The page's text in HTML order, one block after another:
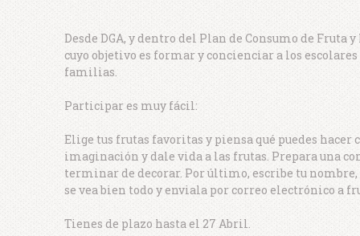
Desde DGA, y dentro del Plan de Consumo de
cuyo objetivo es formar y concienciar a los
familias.
Participar es muy fácil:
Elige tus frutas favoritas y piensa qué puedes
imaginación y dale vida a las frutas. Prepara una
terminar de decorar. Por último, escribe tu
se vea bien todo y enviala por correo electrónico a
Tienes de plazo hasta el 27 Abril.